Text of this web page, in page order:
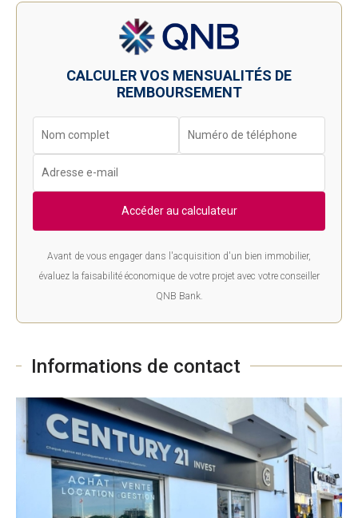
CALCULER VOS MENSUALITÉS DE
REMBOURSEMENT
Accéder au calculateur
Avant de vous engager dans l'acquisition d'un bien immobilier,
évaluez la faisabilité économique de votre projet avec votre conseiller
QNB Bank.
Informations de contact